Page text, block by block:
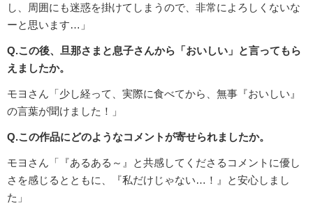
し、周囲にも迷惑を掛けてしまうので、非常によろしくないな
ーと思います…」
Q.この後、旦那さまと息子さんから「おいしい」と言ってもら
えましたか。
モヨさん「少し経って、実際に食べてから、無事『おいしい』
の言葉が聞けました！」
Q.この作品にどのようなコメントが寄せられましたか。
モヨさん「『あるある～』と共感してくださるコメントに優し
さを感じるとともに、『私だけじゃない…！』と安心しまし
た」